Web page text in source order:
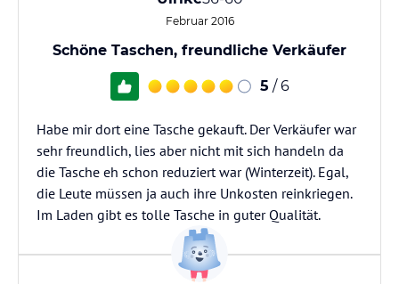
Februar 2016
Schöne Taschen, freundliche Verkäufer
5 / 6
Habe mir dort eine Tasche gekauft. Der Verkäufer war
sehr freundlich, lies aber nicht mit sich handeln da
die Tasche eh schon reduziert war (Winterzeit). Egal,
die Leute müssen ja auch ihre Unkosten reinkriegen.
Im Laden gibt es tolle Tasche in guter Qualität.